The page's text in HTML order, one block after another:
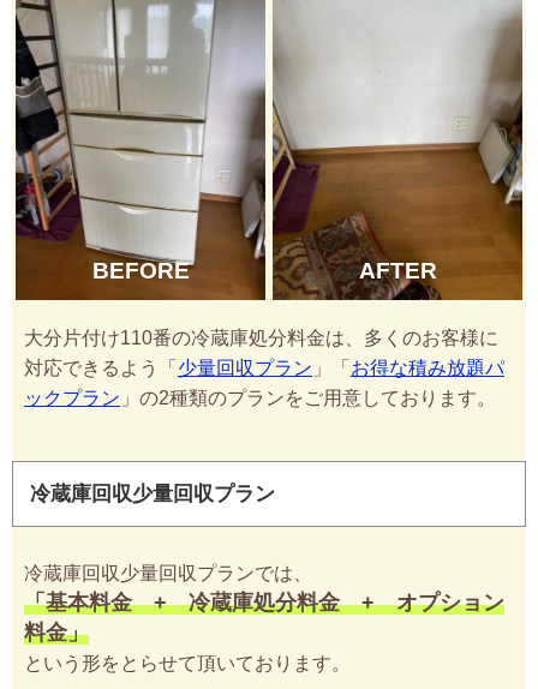
BEFORE AFTER
大分片付け110番の冷蔵庫処分料金は、多くのお客様に
対応できるよう「 少量回収プラン 」「 お得な積み放題パ
ックプラン 」の2種類のプランをご用意しております。
冷蔵庫回収少量回収プラン
冷蔵庫回収少量回収プランでは、
「基本料金 + 冷蔵庫処分料金 + オプション
料金」
という形をとらせて頂いております。